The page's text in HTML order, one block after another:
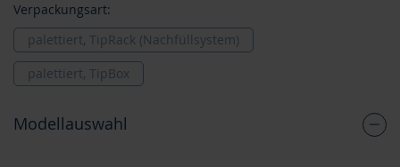
Verpackungsart:
palettiert, TipRack (Nachfüllsystem)
palettiert, TipBox
Modellauswahl